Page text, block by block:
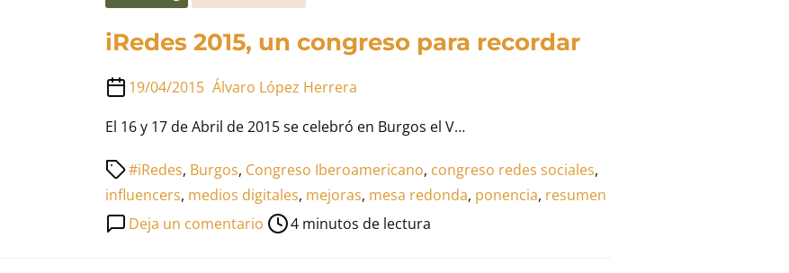
iRedes 2015, un congreso para recordar
19/04/2015 Álvaro López Herrera
El 16 y 17 de Abril de 2015 se celebró en Burgos el V…
#iRedes, Burgos, Congreso Iberoamericano, congreso redes sociales,
influencers, medios digitales, mejoras, mesa redonda, ponencia, resumen
Deja un comentarioen
Tiempo
de
lectura
4 minutos de lectura